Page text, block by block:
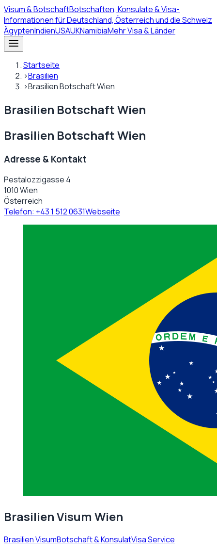
Visum& BotschaftBotschaften, Konsulate & Visa-
Informationen für Deutschland, Österreich und die Schweiz
ÄgyptenIndienUSAUKNamibiaMehr Visa & Länder
Startseite
›Brasilien
›Brasilien Botschaft Wien
Brasilien Botschaft Wien
Brasilien Botschaft Wien
Adresse & Kontakt
Pestalozzigasse 4
1010 Wien
Österreich
Telefon: +43 1 512 0631Webseite
Brasilien Visum Wien
Brasilien VisumBotschaft & KonsulatVisa Service